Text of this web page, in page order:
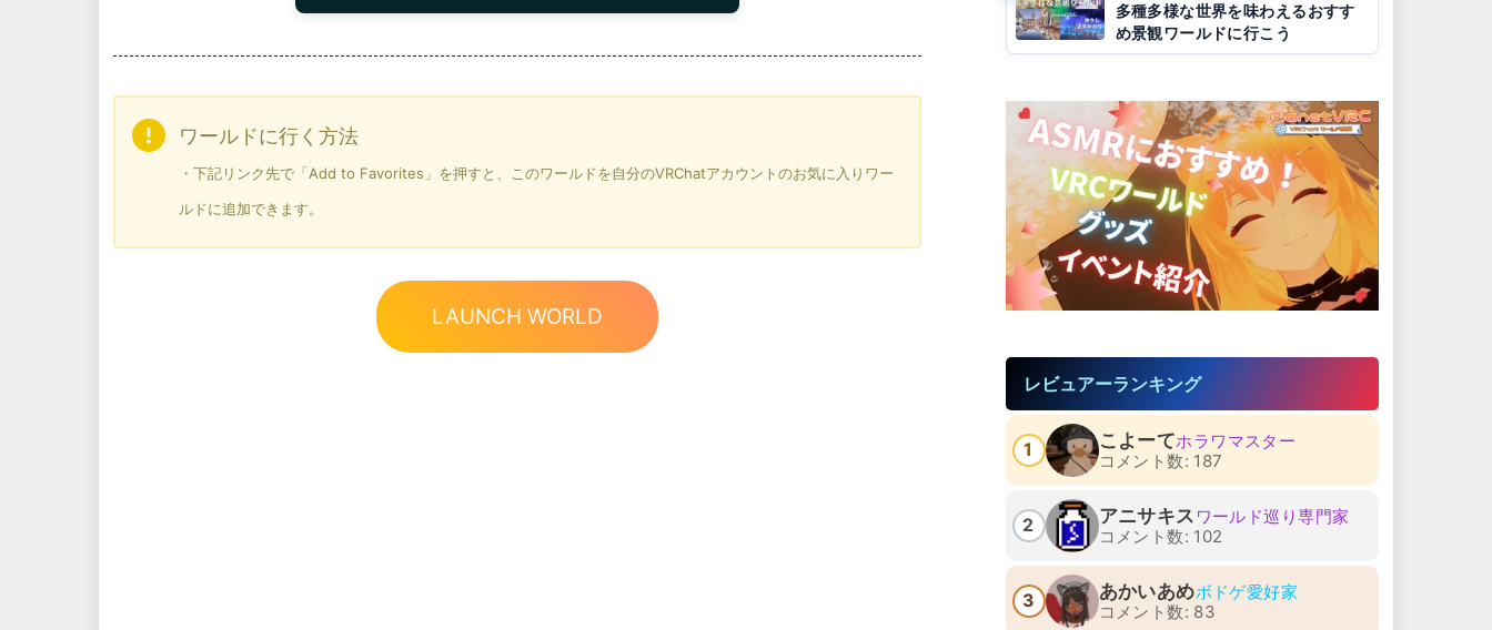
ワールドに行く方法
・下記リンク先で「Add to Favorites」を押すと、このワールドを自分のVRChatアカウントのお気に入りワー
ルドに追加できます。
LAUNCH WORLD
多種多様な世界を味わえるおすす
め景観ワールドに行こう
レビュアーランキング
1 こよーてホラワマスター
コメント数: 187
2 アニサキス ワールド巡り専門家
コメント数: 102
3 あかいあめボドゲ愛好家
コメント数: 83